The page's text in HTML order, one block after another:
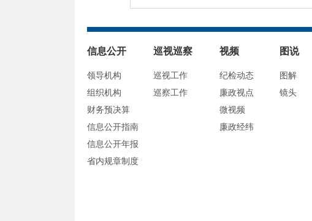
信息公开
领导机构
组织机构
财务预决算
信息公开指南
信息公开年报
省内规章制度
巡视巡察
巡视工作
巡察工作
视频
纪检动态
廉政视点
微视频
廉政经纬
图说
图解
镜头